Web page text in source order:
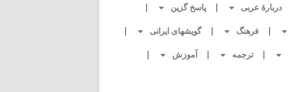
دربارۀ عربی پاسخ گزین
فرهنگ گویشهای ایرانی
ترجمه آموزش